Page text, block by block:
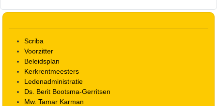
Scriba
Voorzitter
Beleidsplan
Kerkrentmeesters
Ledenadministratie
Ds. Berit Bootsma-Gerritsen
Mw. Tamar Karman